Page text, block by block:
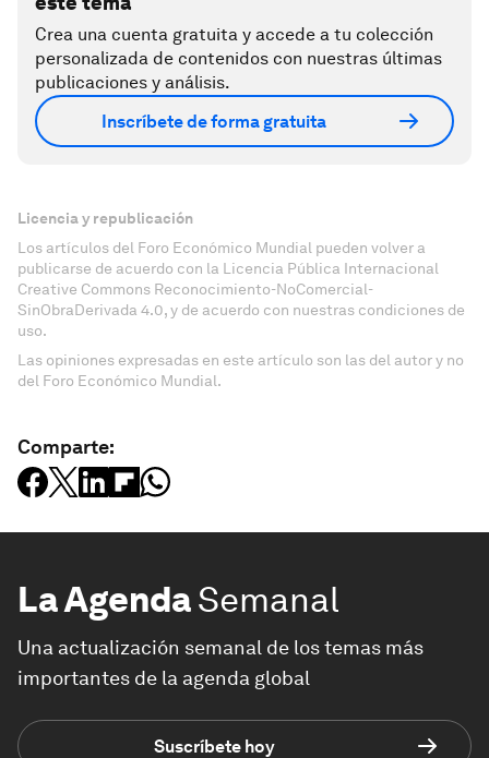
Crea una cuenta gratuita y accede a tu colección
personalizada de contenidos con nuestras últimas
publicaciones y análisis.
Inscríbete de forma gratuita
Licencia y republicación
Los artículos del Foro Económico Mundial pueden volver a
publicarse de acuerdo con la Licencia Pública Internacional
Creative Commons Reconocimiento-NoComercial-
SinObraDerivada 4.0, y de acuerdo con nuestras condiciones de
uso.
Las opiniones expresadas en este artículo son las del autor y no
del Foro Económico Mundial.
Comparte:
La AgendaSemanal
Una actualización semanal de los temas más
importantes de la agenda global
Suscríbete hoy